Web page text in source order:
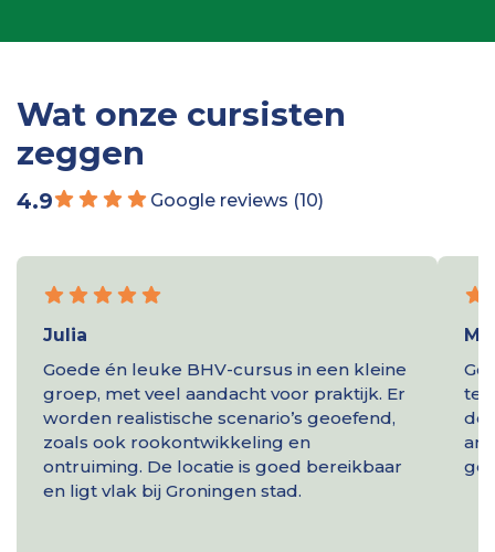
Wat onze cursisten
zeggen
4.9 Google reviews (10)
Julia
Goede én leuke BHV-cursus in een kleine
groep, met veel aandacht voor praktijk. Er
worden realistische scenario’s geoefend,
zoals ook rookontwikkeling en
ontruiming. De locatie is goed bereikbaar
en ligt vlak bij Groningen stad.
te